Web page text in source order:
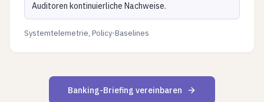
Auditoren kontinuierliche Nachweise.
Systemtelemetrie, Policy-Baselines
Banking-Briefing vereinbaren